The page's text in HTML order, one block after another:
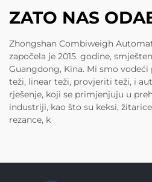
ZATO NAS
Zhongshan Combiweigh
započela je 2015. godine,
Guangdong, Kina. Mi smo
teži, linear teži, provjeriti teži, i
rješenje, koji se primjenjuju u
industriji, kao što su keksi,
rezance, k